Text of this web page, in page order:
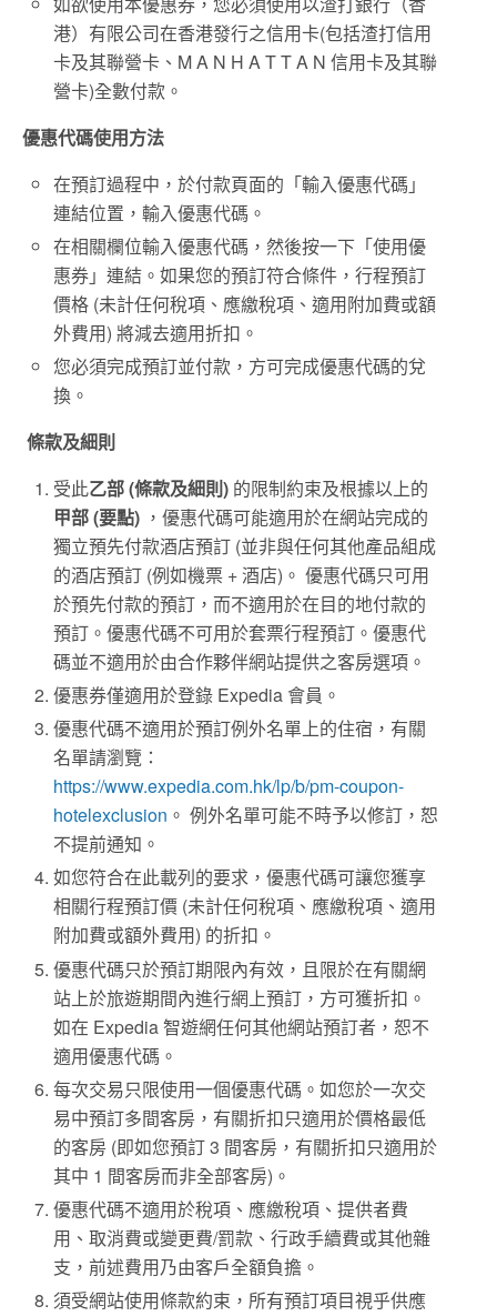
港）有限公司在香港發行之信用卡(包括渣打信用
卡及其聯營卡、M A N H A T T A N 信用卡及其聯
營卡)全數付款。
優惠代碼使用方法
在預訂過程中，於付款頁面的「輸入優惠代碼」
連結位置，輸入優惠代碼。
在相關欄位輸入優惠代碼，然後按一下「使用優
惠券」連結。如果您的預訂符合條件，行程預訂
價格 (未計任何稅項、應繳稅項、適用附加費或額
外費用) 將減去適用折扣。
您必須完成預訂並付款，方可完成優惠代碼的兌
換。
條款及細則
受此乙部(條款及細則) 的限制約束及根據以上的
甲部(要點) ，優惠代碼可能適用於在網站完成的
獨立預先付款酒店預訂 (並非與任何其他產品組成
的酒店預訂 (例如機票 + 酒店)。 優惠代碼只可用
於預先付款的預訂，而不適用於在目的地付款的
預訂。優惠代碼不可用於套票行程預訂。優惠代
碼並不適用於由合作夥伴網站提供之客房選項。
優惠券僅適用於登錄 Expedia 會員。
優惠代碼不適用於預訂例外名單上的住宿，有關
名單請瀏覽：
https://www.expedia.com.hk/lp/b/pm-coupon-
hotelexclusion 。 例外名單可能不時予以修訂，恕
不提前通知。
如您符合在此載列的要求，優惠代碼可讓您獲享
相關行程預訂價 (未計任何稅項、應繳稅項、適用
附加費或額外費用) 的折扣。
優惠代碼只於預訂期限內有效，且限於在有關網
站上於旅遊期間內進行網上預訂，方可獲折扣。
如在 Expedia 智遊網任何其他網站預訂者，恕不
適用優惠代碼。
每次交易只限使用一個優惠代碼。如您於一次交
易中預訂多間客房，有關折扣只適用於價格最低
的客房 (即如您預訂 3 間客房，有關折扣只適用於
其中 1 間客房而非全部客房)。
優惠代碼不適用於稅項、應繳稅項、提供者費
用、取消費或變更費/罰款、行政手續費或其他雜
支，前述費用乃由客戶全額負擔。
須受網站使用條款約束，所有預訂項目視乎供應